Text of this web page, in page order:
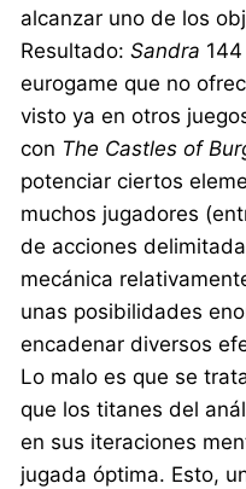
alcanzar uno de los
Resultado:Sandra
eurogame que no
visto ya en otros
con The Castles of
potenciar ciertos
muchos jugadores
de acciones
mecánica
unas posibilidades
encadenar diversos
Lo malo es que se
que los titanes del
en sus iteraciones
jugada óptima. Esto,